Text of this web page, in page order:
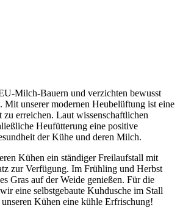
Milch-Bauern und verzichten bewusst
Mit unserer modernen Heubelüftung ist eine
zu erreichen. Laut wissenschaftlichen
Heufütterung eine positive
der Kühe und deren Milch.
Kühen ein ständiger Freilaufstall mit
zur Verfügung. Im Frühling und Herbst
Gras auf der Weide genießen. Für die
eine selbstgebaute Kuhdusche im Stall
Kühen eine kühle Erfrischung!